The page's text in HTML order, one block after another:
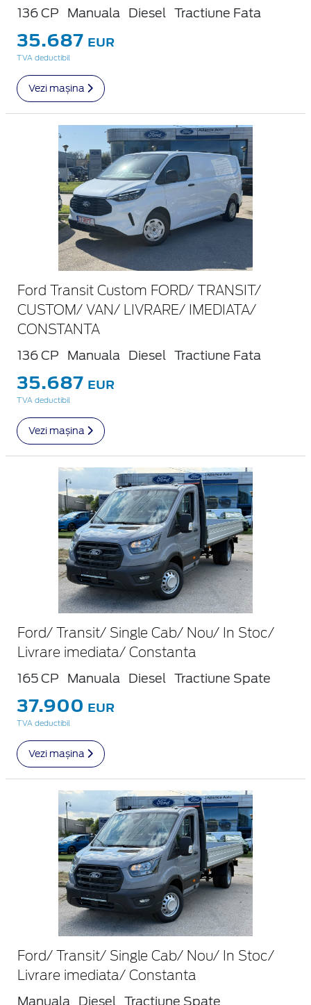
136 CP Manuala Diesel Tractiune Fata
35.687 EUR
TVA deductibil
Vezi mașina
Ford Transit Custom FORD/ TRANSIT/
CUSTOM/ VAN/ LIVRARE/ IMEDIATA/
CONSTANTA
136 CP Manuala Diesel Tractiune Fata
35.687 EUR
TVA deductibil
Vezi mașina
Ford/ Transit/ Single Cab/ Nou/ In Stoc/
Livrare imediata/ Constanta
165 CP Manuala Diesel Tractiune Spate
37.900 EUR
TVA deductibil
Vezi mașina
Ford/ Transit/ Single Cab/ Nou/ In Stoc/
Livrare imediata/ Constanta
Manuala Diesel Tractiune Spate